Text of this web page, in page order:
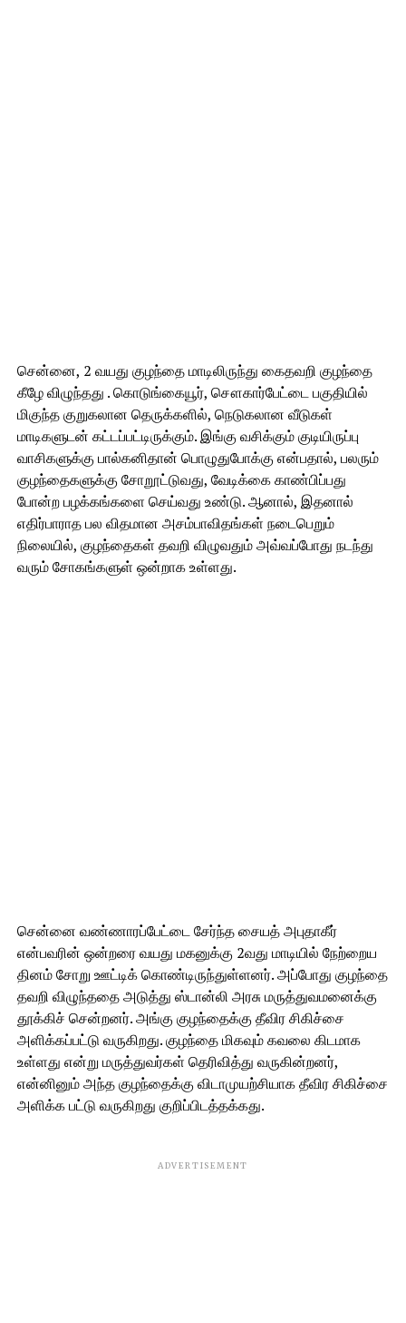
சென்னை, 2 வயது குழந்தை மாடிலிருந்து கைதவறி குழந்தை
கீழே விழுந்தது . கொடுங்கையூர், சௌகார்பேட்டை பகுதியில்
மிகுந்த குறுகலான தெருக்களில், நெடுகலான வீடுகள்
மாடிகளுடன் கட்டப்பட்டிருக்கும். இங்கு வசிக்கும் குடியிருப்பு
வாசிகளுக்கு பால்கனிதான் பொழுதுபோக்கு என்பதால், பலரும்
குழந்தைகளுக்கு சோறூட்டுவது, வேடிக்கை காண்பிப்பது
போன்ற பழக்கங்களை செய்வது உண்டு. ஆனால், இதனால்
எதிர்பாராத பல விதமான அசம்பாவிதங்கள் நடைபெறும்
நிலையில், குழந்தைகள் தவறி விழுவதும் அவ்வப்போது நடந்து
வரும் சோகங்களுள் ஒன்றாக உள்ளது.
சென்னை வண்ணாரப்பேட்டை சேர்ந்த சையத் அபுதாகீர்
என்பவரின் ஒன்றரை வயது மகனுக்கு 2வது மாடியில் நேற்றைய
தினம் சோறு ஊட்டிக் கொண்டிருந்துள்ளனர். அப்போது குழந்தை
தவறி விழுந்ததை அடுத்து ஸ்டான்லி அரசு மருத்துவமனைக்கு
தூக்கிச் சென்றனர். அங்கு குழந்தைக்கு தீவிர சிகிச்சை
அளிக்கப்பட்டு வருகிறது. குழந்தை மிகவும் கவலை கிடமாக
உள்ளது என்று மருத்துவர்கள் தெரிவித்து வருகின்றனர்,
என்னினும் அந்த குழந்தைக்கு விடாமுயற்சியாக தீவிர சிகிச்சை
அளிக்க பட்டு வருகிறது குறிப்பிடத்தக்கது.
ADVERTISEMENT